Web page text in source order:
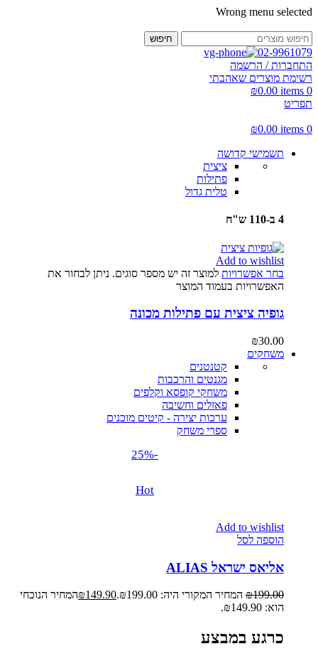
Wrong menu selected
חיפוש
02-9961079
התחברות / הרשמה
רשימת מוצרים שאהבתי
0
items
₪0.00
תפריט
0
items
₪0.00
תשמישי קדושה
ציצית
פתילות
טלית גדול
4 ב-110 ש"ח
Add to wishlist
בחר אפשרויות למוצר זה יש מספר סוגים. ניתן לבחור את
האפשרויות בעמוד המוצר
גופיה ציצית עם פתילות מכונה
₪30.00
משחקים
קטנטנים
מגנטים והרכבות
משחקי קופסא וקלפים
פאזלים וחשיבה
ערכות יצירה - קיטים מוכנים
ספרי משחק
-25%
Hot
Add to wishlist
הוספה לסל
אליאס ישראל ALIAS
₪199.00 המחיר המקורי היה: ₪199.00. ₪149.90
המחיר הנוכחי
הוא: ₪149.90.
כרגע במבצע